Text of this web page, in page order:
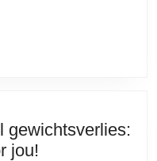
gewichtsverlies:
jou!